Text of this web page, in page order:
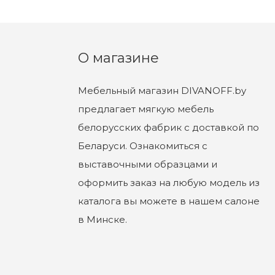
О магазине
Мебельный магазин DIVANOFF.by
предлагает мягкую мебель
белорусских фабрик с доставкой по
Беларуси. Ознакомиться с
выставочными образцами и
оформить заказ на любую модель из
каталога вы можете в нашем салоне
в Минске.